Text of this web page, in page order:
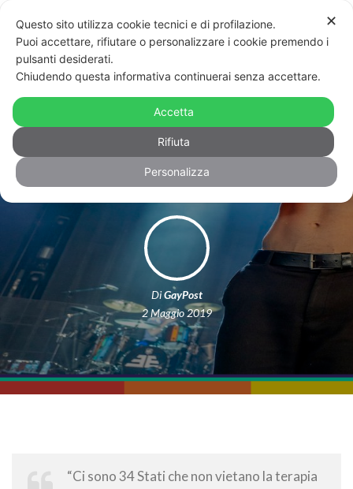
Dan Reynolds ha usato i Billboard
Awards per lanciare un messaggio
importante
DiGayPost
2 Maggio 2019
“Ci sono 34 Stati che non vietano la terapia
✕
Questo sito utilizza cookie tecnici e di profilazione.
Puoi accettare, rifiutare o personalizzare i cookie premendo i
pulsanti desiderati.
Chiudendo questa informativa continuerai senza accettare.
Accetta
Rifiuta
Personalizza